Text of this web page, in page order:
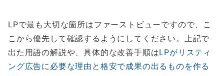
LPで最も大切な箇所はファーストビューですので、こ
こから優先して確認するようにしてください。上記で
出た用語の解説や、具体的な改善手順はLPがリスティ
ング広告に必要な理由と格安で成果の出るものを作る